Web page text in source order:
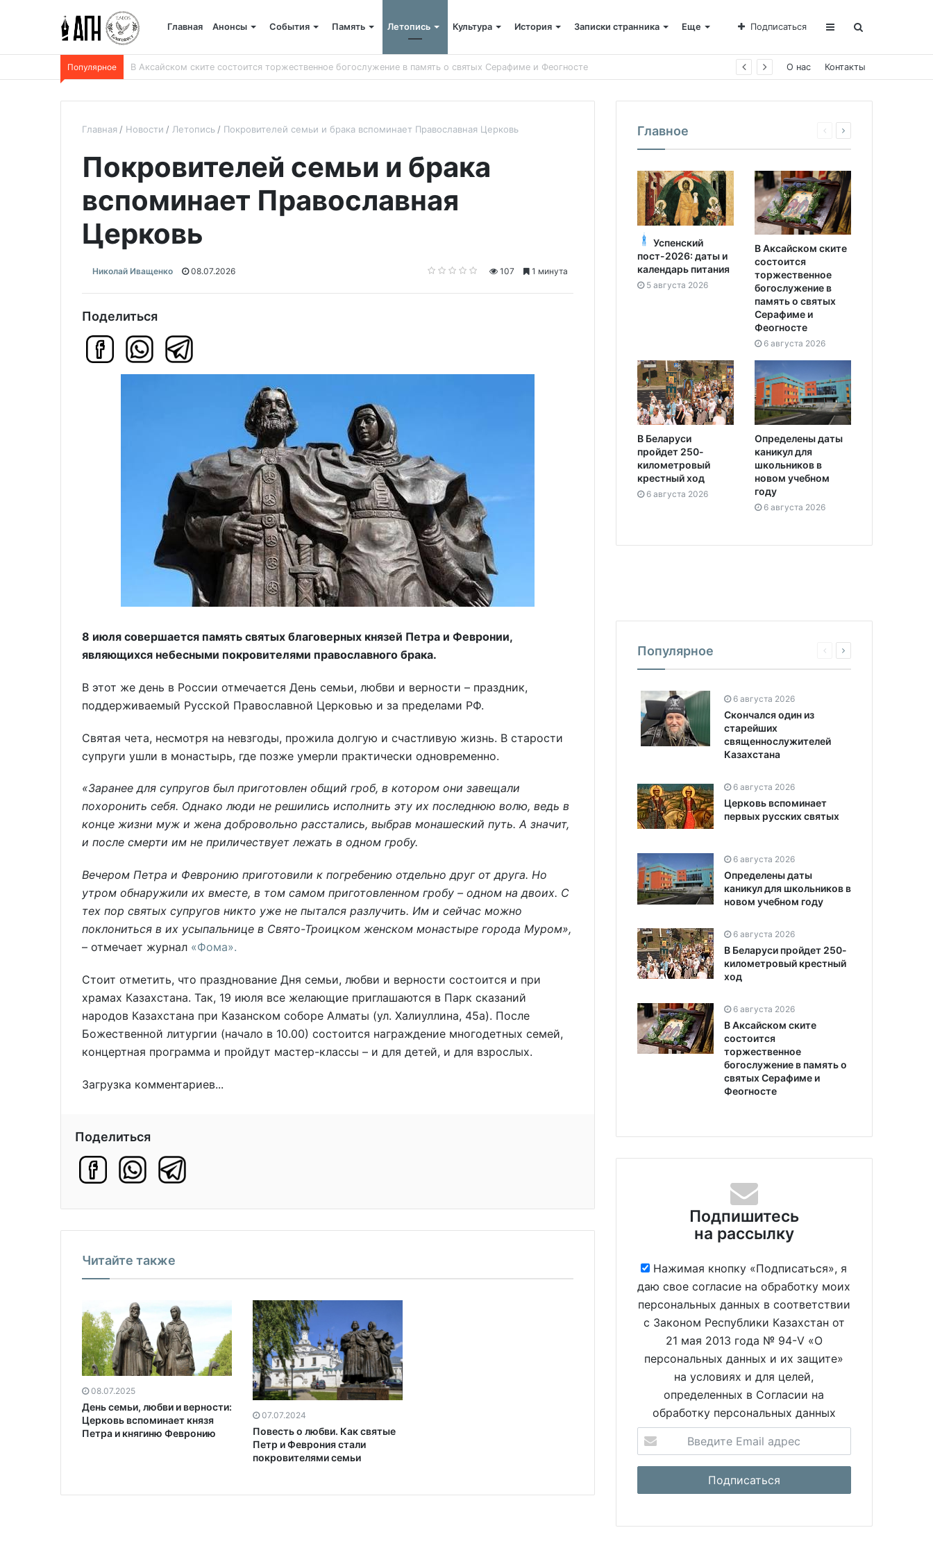
Главная Анонсы События Память Летопись Культура История Записки странника Еще Подписаться
Популярное В Беларуси пройдет 250-километровый крестный ход О нас Контакты
Главная Новости Летопись Покровителей семьи и брака вспоминает Православная Церковь
Покровителей семьи и брака
вспоминает Православная
Церковь
Николай Иващенко 08.07.2026 107 1 минута
Поделиться
8 июля совершается память святых благоверных князей Петра и Февронии,
являющихся небесными покровителями православного брака.
В этот же день в России отмечается День семьи, любви и верности – праздник,
поддерживаемый Русской Православной Церковью и за пределами РФ.
Святая чета, несмотря на невзгоды, прожила долгую и счастливую жизнь. В старости
супруги ушли в монастырь, где позже умерли практически одновременно.
«Заранее для супругов был приготовлен общий гроб, в котором они завещали
похоронить себя. Однако люди не решились исполнить эту их последнюю волю, ведь в
конце жизни муж и жена добровольно расстались, выбрав монашеский путь. А значит,
и после смерти им не приличествует лежать в одном гробу.
Вечером Петра и Февронию приготовили к погребению отдельно друг от друга. Но
утром обнаружили их вместе, в том самом приготовленном гробу – одном на двоих. С
тех пор святых супругов никто уже не пытался разлучить. Им и сейчас можно
поклониться в их усыпальнице в Свято-Троицком женском монастыре города Муром»,
– отмечает журнал «Фома».
Стоит отметить, что празднование Дня семьи, любви и верности состоится и при
храмах Казахстана. Так, 19 июля все желающие приглашаются в Парк сказаний
народов Казахстана при Казанском соборе Алматы (ул. Халиуллина, 45а). После
Божественной литургии (начало в 10.00) состоится награждение многодетных семей,
концертная программа и пройдут мастер-классы – и для детей, и для взрослых.
Загрузка комментариев...
Поделиться
Читайте также
08.07.2025
День семьи, любви и верности:
Церковь вспоминает князя
Петра и княгиню Февронию
07.07.2024
Повесть о любви. Как святые
Петр и Феврония стали
покровителями семьи
Главное
Успенский
пост-2026: даты и
календарь питания
5 августа 2026
В Аксайском ските
состоится
торжественное
богослужение в
память о святых
Серафиме и
Феогносте
6 августа 2026
В Беларуси
пройдет 250-
километровый
крестный ход
6 августа 2026
Определены даты
каникул для
школьников в
новом учебном
году
6 августа 2026
Популярное
6 августа 2026
Скончался один из
старейших
священнослужителей
Казахстана
6 августа 2026
Церковь вспоминает
первых русских святых
6 августа 2026
Определены даты
каникул для школьников в
новом учебном году
6 августа 2026
В Беларуси пройдет 250-
километровый крестный
ход
6 августа 2026
В Аксайском ските
состоится
торжественное
богослужение в память о
святых Серафиме и
Феогносте
Подпишитесь
на рассылку
Нажимая кнопку «Подписаться», я
даю свое согласие на обработку моих
персональных данных в соответствии
с Законом Республики Казахстан от
21 мая 2013 года № 94-V «О
персональных данных и их защите»
на условиях и для целей,
определенных в Согласии на
обработку персональных данных